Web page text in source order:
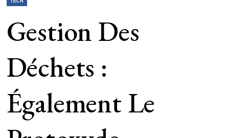
Gestion Des
Déchets :
Également Le